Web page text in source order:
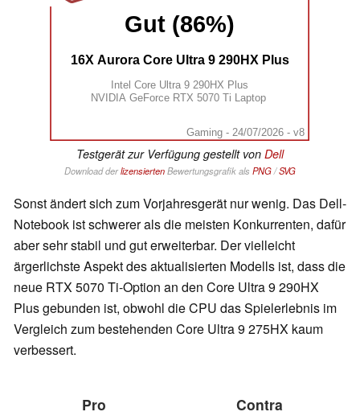
Gut (86%)
16X Aurora Core Ultra 9 290HX Plus
Intel Core Ultra 9 290HX Plus
NVIDIA GeForce RTX 5070 Ti Laptop
Gaming - 24/07/2026 - v8
Testgerät zur Verfügung gestellt von Dell
Download derlizensiertenBewertungsgrafik als PNG/SVG
Sonst ändert sich zum Vorjahresgerät nur wenig. Das Dell-
Notebook ist schwerer als die meisten Konkurrenten, dafür
aber sehr stabil und gut erweiterbar. Der vielleicht
ärgerlichste Aspekt des aktualisierten Modells ist, dass die
neue RTX 5070 Ti-Option an den Core Ultra 9 290HX
Plus gebunden ist, obwohl die CPU das Spielerlebnis im
Vergleich zum bestehenden Core Ultra 9 275HX kaum
verbessert.
Pro Contra